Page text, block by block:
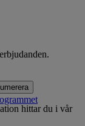
hittar du i vår